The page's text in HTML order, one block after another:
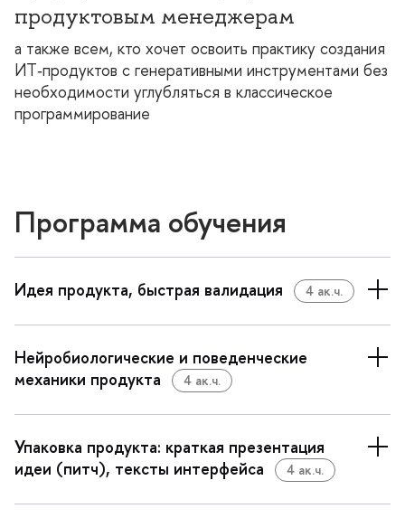
продуктовым менеджерам
а также всем, кто хочет освоить практику создания
ИТ‑продуктов с генеративными инструментами без
необходимости углубляться в классическое
программирование
Программа обучения
Идея продукта, быстрая валидация 4 ак.ч.
Нейробиологические и поведенческие
механики продукта
4 ак.ч.
Упаковка продукта: краткая презентация
идеи (питч), тексты интерфейса
4 ак.ч.